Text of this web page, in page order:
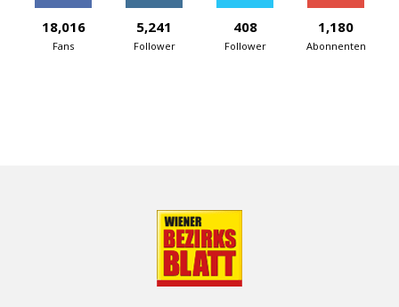
18,016
Fans
5,241
Follower
408
Follower
1,180
Abonnenten